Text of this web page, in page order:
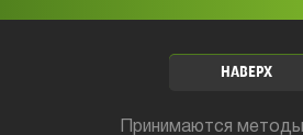
Принимаются
НАВЕРХ